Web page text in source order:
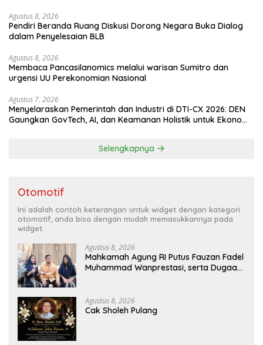
Agustus 8, 2026
Pendiri Beranda Ruang Diskusi Dorong Negara Buka Dialog
dalam Penyelesaian BLB
Agustus 8, 2026
Membaca Pancasilanomics melalui warisan Sumitro dan
urgensi UU Perekonomian Nasional
Agustus 7, 2026
Menyelaraskan Pemerintah dan Industri di DTI-CX 2026: DEN
Gaungkan GovTech, AI, dan Keamanan Holistik untuk Ekonomi
Selengkapnya
Otomotif
Ini adalah contoh keterangan untuk widget dengan kategori
otomotif, anda bisa dengan mudah memasukkannya pada
widget.
Agustus 8, 2026
Mahkamah Agung RI Putus Fauzan Fadel
Muhammad Wanprestasi, serta Dugaan
Agustus 8, 2026
Cak Sholeh Pulang